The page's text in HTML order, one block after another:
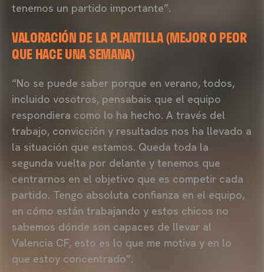
tenemos un partido importante”.
VALORACIÓN DE LA PLANTILLA (MEJOR O PEOR
QUE HACE UNA SEMANA)
“No se puede saber porque en verano, todos,
incluido vosotros, pensabais que el equipo
respondiera como lo ha hecho. A través del
trabajo, convicción y resultados nos ha llevado a
la situación que estamos. Queda toda la
segunda vuelta por delante y tenemos que
centrarnos en el objetivo que es competir cada
partido. Tengo absoluta confianza en el equipo,
en cómo están trabajando y estos chicos no
sabemos dónde son capaces de llevar al
Valencia CF, esto es lo que me motiva y en lo
que estoy concentrado”.